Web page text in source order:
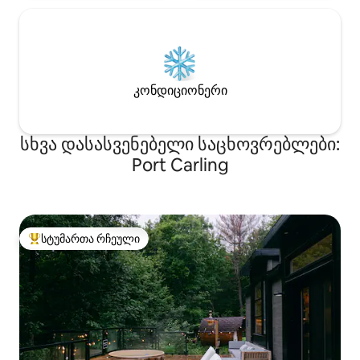
კონდიციონერი
სხვა დასასვენებელი საცხოვრებლები:
Port Carling
სტუმართა რჩეული მოწინავე ვარიანტი
სტუმართა რჩეული